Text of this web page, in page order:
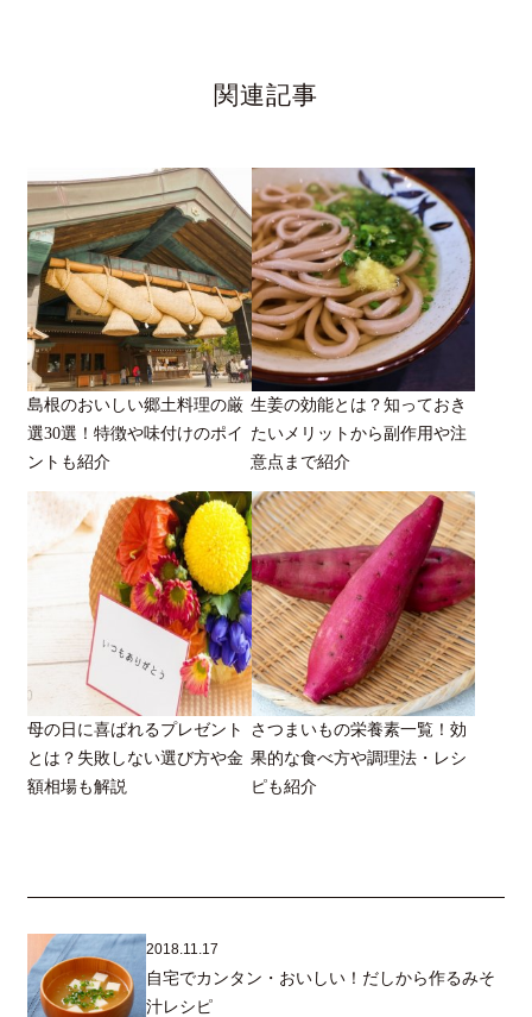
関連記事
島根のおいしい郷土料理の厳
選30選！特徴や味付けのポイ
ントも紹介
生姜の効能とは？知っておき
たいメリットから副作用や注
意点まで紹介
母の日に喜ばれるプレゼント
とは？失敗しない選び方や金
額相場も解説
さつまいもの栄養素一覧！効
果的な食べ方や調理法・レシ
ピも紹介
2018.11.17
自宅でカンタン・おいしい！だしから作るみそ
汁レシピ